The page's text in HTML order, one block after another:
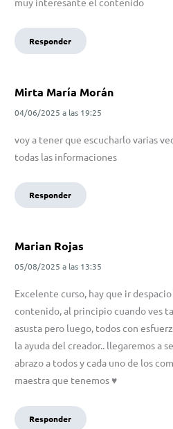
Responder
Mirta María Morán
04/06/2025 a las 19:25
voy a tener que escucharlo varias
todas las informaciones
Responder
Marian Rojas
05/08/2025 a las 13:35
Excelente curso, hay que ir
contenido, al principio cuando ves
asusta pero luego, todos con
la ayuda del creador.. llegaremos a
abrazo a todos y cada uno de los
maestra que tenemos ♥️
Responder